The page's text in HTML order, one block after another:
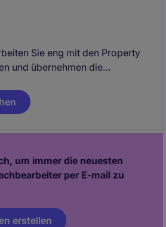
Sie eng mit den Property
und übernehmen die
sorgen Sie für transparente
Prozesse und eine
um immer die neuesten
per E-mail zu
erstellen